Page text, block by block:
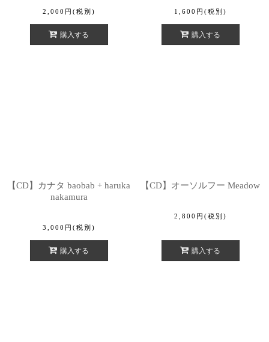
2,000 円 (税別)
購入する
1,600 円 (税別)
購入する
【CD】カナタ baobab + haruka
nakamura
3,000 円 (税別)
購入する
【CD】オーソルフー Meadow
2,800 円 (税別)
購入する